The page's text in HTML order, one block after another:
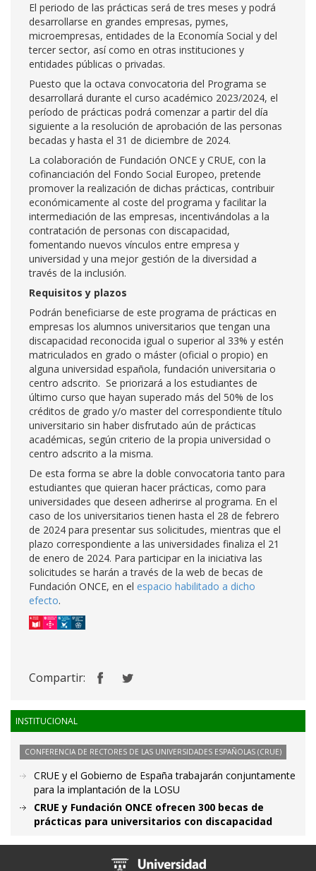
El periodo de las prácticas será de tres meses y podrá
desarrollarse en grandes empresas, pymes,
microempresas, entidades de la Economía Social y del
tercer sector, así como en otras instituciones y
entidades públicas o privadas.
Puesto que la octava convocatoria del Programa se
desarrollará durante el curso académico 2023/2024, el
período de prácticas podrá comenzar a partir del día
siguiente a la resolución de aprobación de las personas
becadas y hasta el 31 de diciembre de 2024.
La colaboración de Fundación ONCE y CRUE, con la
cofinanciación del Fondo Social Europeo, pretende
promover la realización de dichas prácticas, contribuir
económicamente al coste del programa y facilitar la
intermediación de las empresas, incentivándolas a la
contratación de personas con discapacidad,
fomentando nuevos vínculos entre empresa y
universidad y una mejor gestión de la diversidad a
través de la inclusión.
Requisitos y plazos
Podrán beneficiarse de este programa de prácticas en
empresas los alumnos universitarios que tengan una
discapacidad reconocida igual o superior al 33% y estén
matriculados en grado o máster (oficial o propio) en
alguna universidad española, fundación universitaria o
centro adscrito. Se priorizará a los estudiantes de
último curso que hayan superado más del 50% de los
créditos de grado y/o master del correspondiente título
universitario sin haber disfrutado aún de prácticas
académicas, según criterio de la propia universidad o
centro adscrito a la misma.
De esta forma se abre la doble convocatoria tanto para
estudiantes que quieran hacer prácticas, como para
universidades que deseen adherirse al programa. En el
caso de los universitarios tienen hasta el 28 de febrero
de 2024 para presentar sus solicitudes, mientras que el
plazo correspondiente a las universidades finaliza el 21
de enero de 2024. Para participar en la iniciativa las
solicitudes se harán a través de la web de becas de
Fundación ONCE, en el espacio habilitado a dicho
efecto.
Compartir:
INSTITUCIONAL
CONFERENCIA DE RECTORES DE LAS UNIVERSIDADES ESPAÑOLAS (CRUE)
CRUE y el Gobierno de España trabajarán conjuntamente
para la implantación de la LOSU
CRUE y Fundación ONCE ofrecen 300 becas de
prácticas para universitarios con discapacidad